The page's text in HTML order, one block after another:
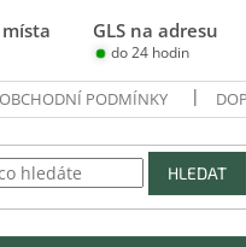
GLS na adresu
do 24 hodin
OBCHODNÍ PODMÍNKY
HLEDAT